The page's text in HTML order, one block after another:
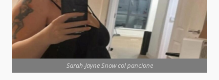
Sarah-Jayne Snow col pancione